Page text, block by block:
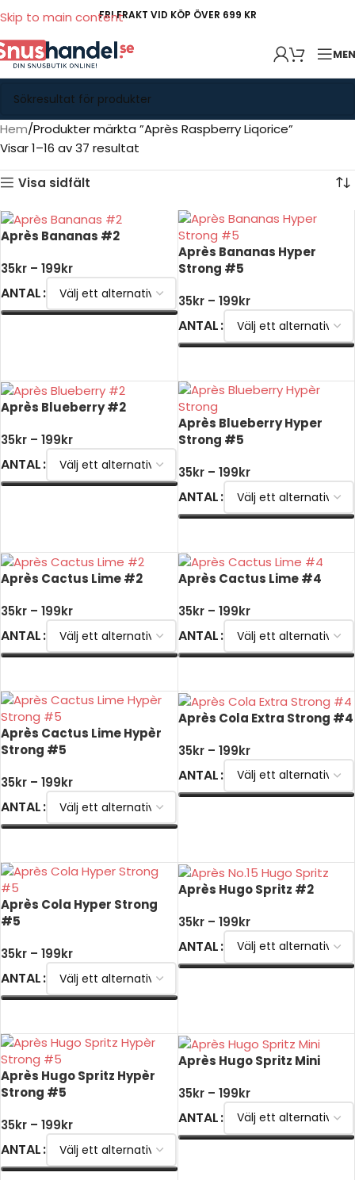
Skip to main contentFRI FRAKT VID KÖP ÖVER 699 KR
Hem Produkter märkta ”Après Raspberry Liqorice”
Visar 1–16 av 37 resultat
Visa sidfält
Après Bananas #2
35kr – 199kr
ANTAL
Après Bananas Hyper
Strong #5
35kr – 199kr
ANTAL
Après Blueberry #2
35kr – 199kr
ANTAL
Après Blueberry Hyper
Strong #5
35kr – 199kr
ANTAL
Après Cactus Lime #2
35kr – 199kr
ANTAL
Après Cactus Lime #4
35kr – 199kr
ANTAL
Après Cactus Lime Hypèr
Strong #5
35kr – 199kr
ANTAL
Après Cola Extra Strong #4
35kr – 199kr
ANTAL
Après Cola Hyper Strong
#5
35kr – 199kr
ANTAL
Après Hugo Spritz #2
35kr – 199kr
ANTAL
Après Hugo Spritz Hypèr
Strong #5
35kr – 199kr
ANTAL
Après Hugo Spritz Mini
35kr – 199kr
ANTAL